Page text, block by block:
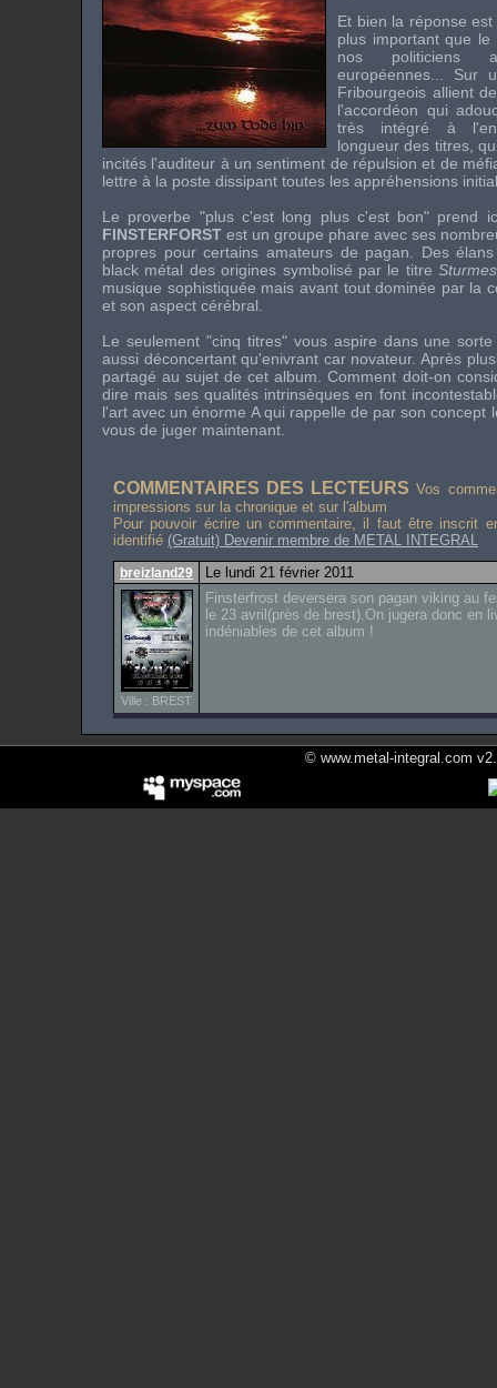
Et bien la réponse
plus important que le
nos politiciens
européennes... Sur
Fribourgeois allient
l'accordéon qui
très intégré à
longueur des titres,
incités l'auditeur à un sentiment de répulsion et de
lettre à la poste dissipant toutes les appréhensions
Le proverbe "plus c'est long plus c'est bon" prend
FINSTERFORST est un groupe phare avec ses
propres pour certains amateurs de pagan. Des
black métal des origines symbolisé par le titre
musique sophistiquée mais avant tout dominée par la
et son aspect cérébral.
Le seulement "cinq titres" vous aspire dans une
aussi déconcertant qu'enivrant car novateur. Après
partagé au sujet de cet album. Comment doit-on
dire mais ses qualités intrinsèques en font
l'art avec un énorme A qui rappelle de par son concept
vous de juger maintenant.
COMMENTAIRES DES LECTEURS Vos
impressions sur la chronique et sur l'album
Pour pouvoir écrire un commentaire, il faut être inscrit
identifié (Gratuit) Devenir membre de METAL INTEGRAL
breizland29 Le lundi 21 février 2011
Ville : BREST
Finsterfrost deversera son pagan viking au
le 23 avril(près de brest).On jugera donc en
indéniables de cet album !
© www.metal-integral.com